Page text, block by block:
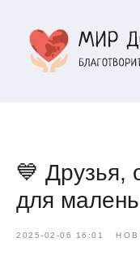
💙 Друзья,
для
2025-02-06 16:01